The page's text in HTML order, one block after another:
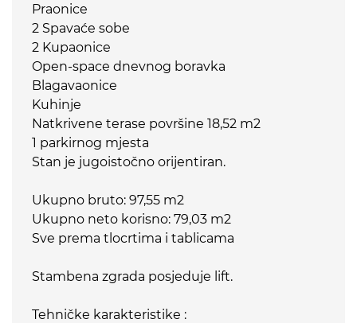
Praonice
2 Spavaće sobe
2 Kupaonice
Open-space dnevnog boravka
Blagavaonice
Kuhinje
Natkrivene terase površine 18,52 m2
1 parkirnog mjesta
Stan je jugoistočno orijentiran.
Ukupno bruto: 97,55 m2
Ukupno neto korisno: 79,03 m2
Sve prema tlocrtima i tablicama
Stambena zgrada posjeduje lift.
Tehničke karakteristike :